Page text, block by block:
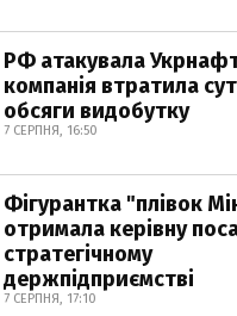
РФ атакувала
компанія втратила
обсяги видобутку
7 СЕРПНЯ, 16:50
Фігурантка "плівок
отримала керівну
стратегічному
держпідприємстві
7 СЕРПНЯ, 17:10